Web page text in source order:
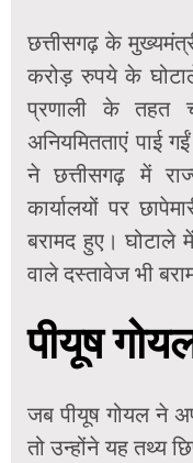
छत्तीसगढ़ के
करोड़ रुपये के
प्रणाली के तहत
अनियमितताएं पाई
ने छत्तीसगढ़ में
कार्यालयों पर
बरामद हुए। घोटाले
वाले दस्तावेज भी
पीयूष
जब पीयूष गोयल ने
तो उन्होंने यह तथ्य